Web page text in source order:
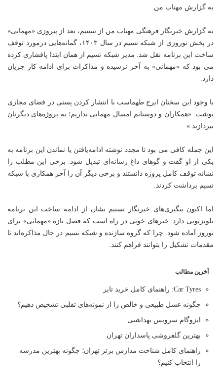
به گزارش مهتاب من
به گزارش خبرنگار فرهنگی مهتاب من از تنسیم، بعد از پیروزی «مهمانی»
در پخش نوروزی از شبکه نسیم در سال ۱۴۰۳، گمانه‌هایی درمورد توقف
ساخت این برنامه نقل شد. مدیر شبکه نسیم از همان ابتدا پافشاری کرده
می بود که «مهمانی» به آخر نرسیده و مذاکرات برای ادامه کار جریان
دارد.
با وجود این سخنان ایرج طهماسب با انتشار کردن پستی در فضای مجازی
نوشت: «همکاران و دوستانم امسال مهمانی نداریم؛ به پروژه‌های دیگرتان
بپردازید.»
این جمله کافی می بود تا مجدد نوشته ادامه‌یافتن یا نماندن این برنامه به
یکی از او گفت و گو‌های داغ رسانه‌ای تبدیل شود. برخی این مطلب را
نشانه توقف کامل پروژه دانستند و برخی دیگر آن را آخر همکاری با شبکه
نسیم برداشت کردند.
اما اکنون پیگیری‌های خبرنگار تسنیم نشان از ادامه ساخت این برنامه
تلویزیونی دارد. خبرهای خوبی در راه است که فصل تازه «مهمانی» برای
نوروز آماده شود. چرا که گروه سازنده و شبکه نسیم در حال مذاکره‌اند تا
مقدمات تشکیل را بتوانند فراهم کنند.
آخرین مطالب
Car Tyres: راهنمای کامل خرید تایر
چگونه عسل طبیعی و خالص را از نمونه‌های تقلبی تشخیص دهیم؟
ایزوگام سرویس بهداشتی
بهترین گلفروشی پاسداران تهران
راهنمای کامل شناخت مدارس برتر تهران؛ چگونه بهترین مدرسه
را انتخاب کنیم؟